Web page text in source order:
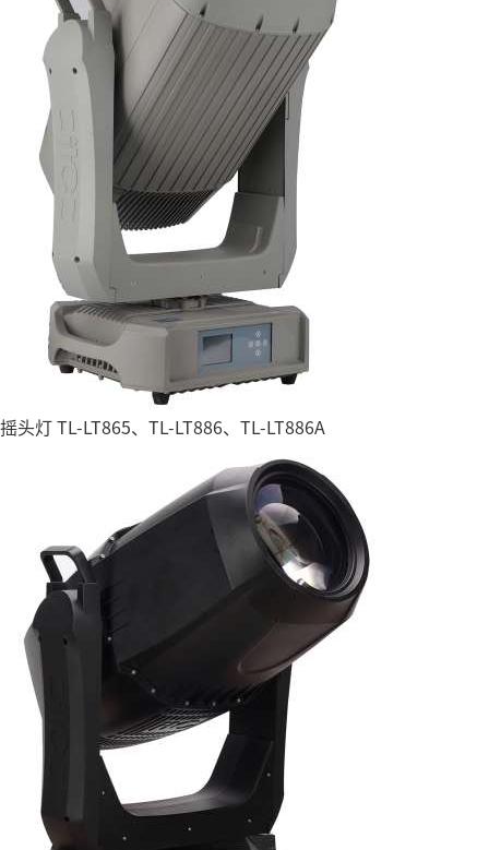
摇头灯 TL-LT865、TL-LT886、TL-LT886A